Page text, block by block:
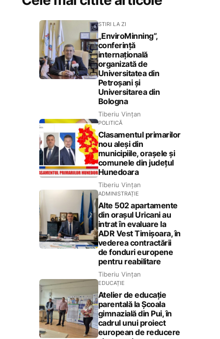
STIRI LA ZI
„EnviroMinning”,
conferință
internațională
organizată de
Universitatea din
Petroșani și
Universitarea din
Bologna
Tiberiu Vințan
POLITICĂ
Clasamentul primarilor
nou aleși din
municipiile, orașele și
comunele din județul
Hunedoara
Tiberiu Vințan
ADMINISTRAȚIE
Alte 502 apartamente
din orașul Uricani au
intrat în evaluare la
ADR Vest Timișoara, în
vederea contractării
de fonduri europene
pentru reabilitare
Tiberiu Vințan
EDUCAȚIE
Atelier de educație
parentală la Școala
gimnazială din Pui, în
cadrul unui proiect
european de reducere